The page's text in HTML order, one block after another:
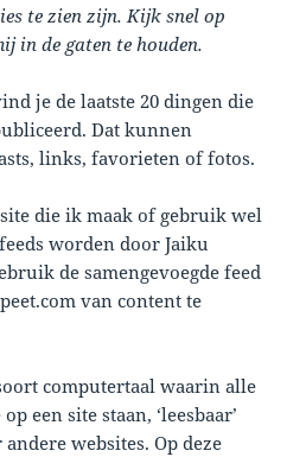
te zien zijn. Kijk snel op
in de gaten te houden.
je de laatste 20 dingen die
Dat kunnen
links, favorieten of fotos.
die ik maak of gebruik wel
feeds worden door Jaiku
de samengevoegde feed
van content te
computertaal waarin alle
een site staan, ‘leesbaar’
websites. Op deze